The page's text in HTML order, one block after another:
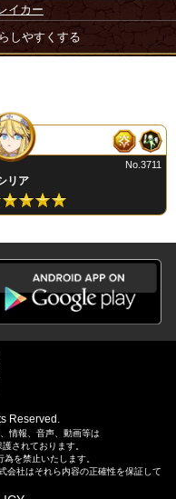
イカー
しやすくする
リア
No.3711
Reserved.
情報、音声、動画等は
されております。
を禁止いたします。
会社はそれら内容の正確性を保証して